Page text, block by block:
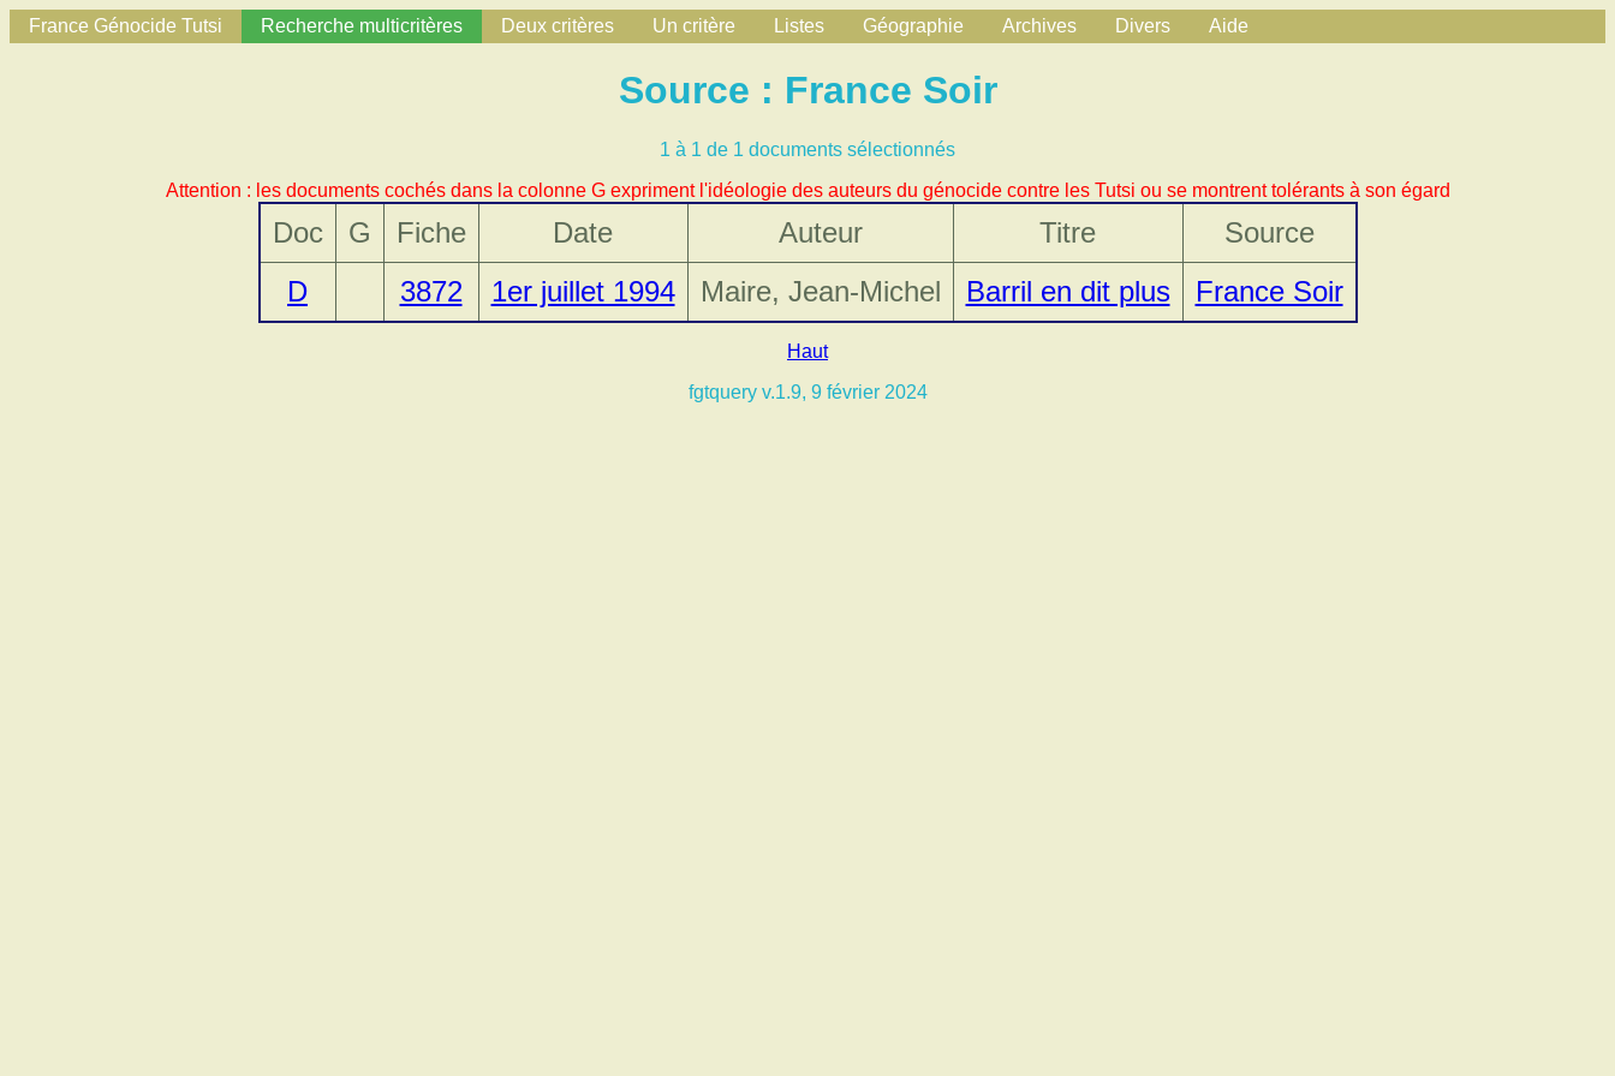
France Génocide Tutsi Recherche multicritères Deux critères Un critère Listes Géographie Archives Divers Aide
Source : France Soir
1 à 1 de 1 documents sélectionnés
Attention : les documents cochés dans la colonne G expriment l'idéologie des auteurs du génocide contre les Tutsi ou se montrent tolérants à son égard
Doc G Fiche Date Auteur Titre
Source
D
3872 1er juillet 1994 Maire, Jean-Michel Barril en dit plus France Soir
Haut
fgtquery v.1.9, 9 février 2024